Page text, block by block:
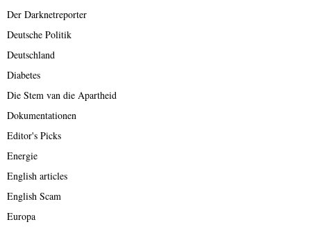
Der Darknetreporter
Deutsche Politik
Deutschland
Diabetes
Die Stem van die Apartheid
Dokumentationen
Editor's Picks
Energie
English articles
English Scam
Europa